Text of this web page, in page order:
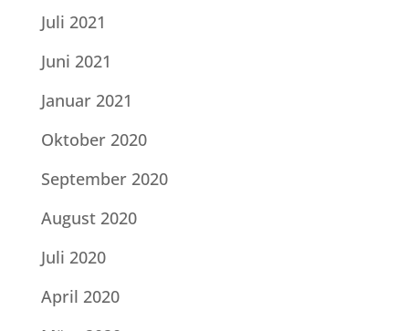
Juli 2021
Juni 2021
Januar 2021
Oktober 2020
September 2020
August 2020
Juli 2020
April 2020